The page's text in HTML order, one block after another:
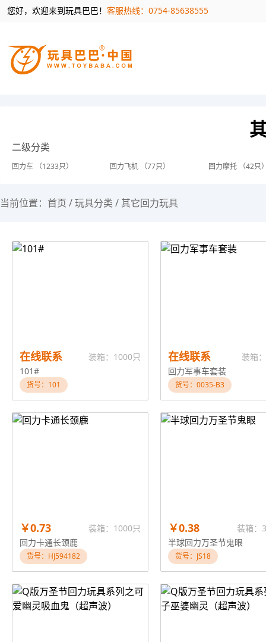
您好，欢迎来到玩具巴巴！ 客服热线：0754-85638555
二级分类
回力车 （1233只） 回力飞机 （77只） 回力摩托 （42只
当前位置： 首页 /玩具分类 / 其它回力玩具
在线联系
装箱：1000只
101#
货号：101
在线联系
装箱
回力军事车套装
货号：0035-B3
￥0.73
装箱：1000只
回力卡通长颈鹿
货号：HJ594182
￥0.38
装箱：
半球回力万圣节鬼眼
货号：JS18